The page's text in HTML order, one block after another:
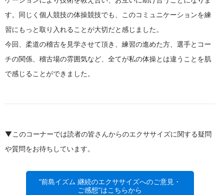
す。同じく個人競技の体操競技でも、このコミュニケーションを練
習にもっと取り入れることが大切だと感じました。
今回、柔道の稽古を見学させて頂き、練習の進めた方、選手とコー
チの関係、稽古場の雰囲気など、全てが私の体操とは違うことを肌
で感じることができました。
▼このコーナーでは読者の皆さんからのエクササイズに関する疑問
や質問をお待ちしています。
“前島イズム 継続のエクササイズへのご意見・
ご感想”はこちらから